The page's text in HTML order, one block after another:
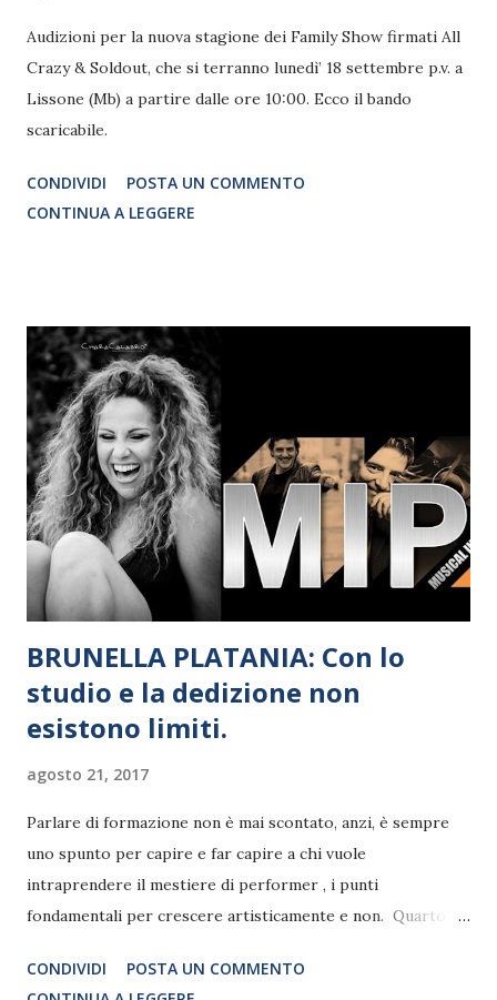
Audizioni per la nuova stagione dei Family Show firmati All
Crazy & Soldout, che si terranno lunedì’ 18 settembre p.v. a
Lissone (Mb) a partire dalle ore 10:00. Ecco il bando
scaricabile.
CONDIVIDI
POSTA UN COMMENTO
CONTINUA A LEGGERE
BRUNELLA PLATANIA: Con lo
studio e la dedizione non
esistono limiti.
agosto 21, 2017
Parlare di formazione non è mai scontato, anzi, è sempre
uno spunto per capire e far capire a chi vuole
intraprendere il mestiere di performer , i punti
fondamentali per crescere artisticamente e non. Quarto
perfezionamento per performer del CAFT - Centro Alta
CONDIVIDI
POSTA UN COMMENTO